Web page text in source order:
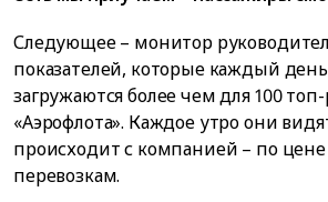
Следующее – монитор
показателей, которые каждый
загружаются более чем для 100
«Аэрофлота». Каждое утро они
происходит с компанией – по
перевозкам.